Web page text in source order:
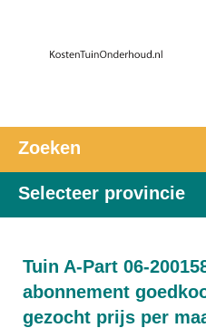
Zoeken
Selecteer provincie
Tuin A-Part 06-
abonnement
gezocht prijs per